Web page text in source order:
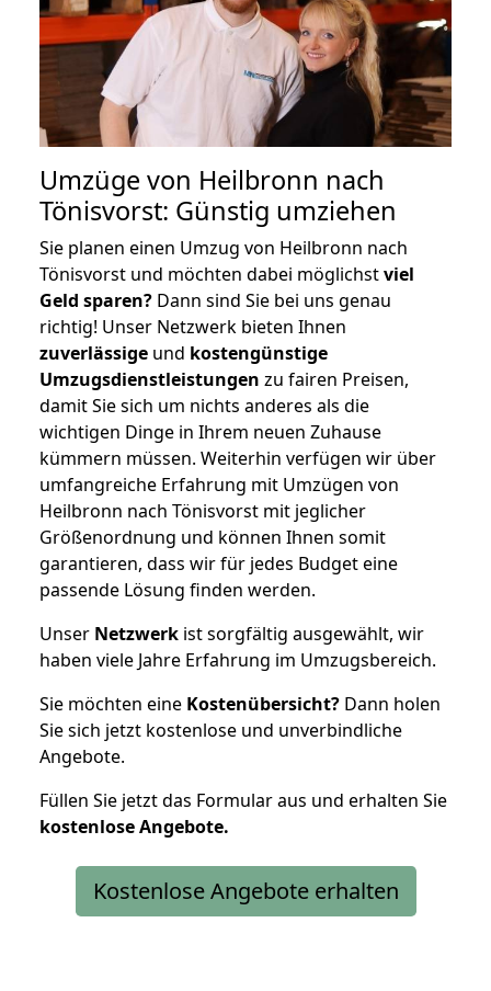
Umzüge von Heilbronn nach
Tönisvorst: Günstig umziehen
Sie planen einen Umzug von Heilbronn nach
Tönisvorst und möchten dabei möglichstviel
Geld sparen? Dann sind Sie bei uns genau
richtig! Unser Netzwerk bieten Ihnen
zuverlässige und kostengünstige
Umzugsdienstleistungen zu fairen Preisen,
damit Sie sich um nichts anderes als die
wichtigen Dinge in Ihrem neuen Zuhause
kümmern müssen. Weiterhin verfügen wir über
umfangreiche Erfahrung mit Umzügen von
Heilbronn nach Tönisvorst mit jeglicher
Größenordnung und können Ihnen somit
garantieren, dass wir für jedes Budget eine
passende Lösung finden werden.
Unser Netzwerk ist sorgfältig ausgewählt, wir
haben viele Jahre Erfahrung im Umzugsbereich.
Sie möchten eine Kostenübersicht? Dann holen
Sie sich jetzt kostenlose und unverbindliche
Angebote.
Füllen Sie jetzt das Formular aus und erhalten Sie
kostenloseAngebote.
Kostenlose Angebote erhalten